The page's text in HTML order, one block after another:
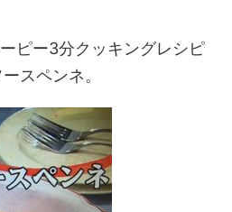
ピー3分クッキングレシピ
スペンネ。